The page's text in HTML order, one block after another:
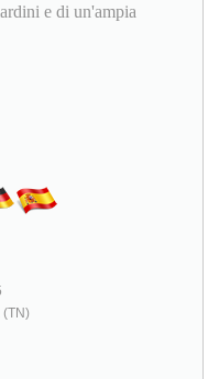
e di un'ampia